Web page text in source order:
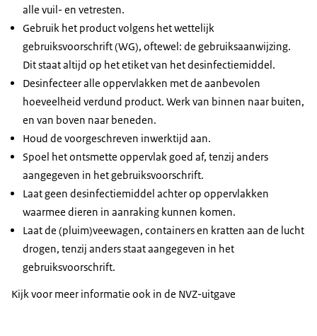
alle vuil- en vetresten.
Gebruik het product volgens het wettelijk
gebruiksvoorschrift (WG), oftewel: de gebruiksaanwijzing.
Dit staat altijd op het etiket van het desinfectiemiddel.
Desinfecteer alle oppervlakken met de aanbevolen
hoeveelheid verdund product. Werk van binnen naar buiten,
en van boven naar beneden.
Houd de voorgeschreven inwerktijd aan.
Spoel het ontsmette oppervlak goed af, tenzij anders
aangegeven in het gebruiksvoorschrift.
Laat geen desinfectiemiddel achter op oppervlakken
waarmee dieren in aanraking kunnen komen.
Laat de (pluim)veewagen, containers en kratten aan de lucht
drogen, tenzij anders staat aangegeven in het
gebruiksvoorschrift.
Kijk voor meer informatie ook in de NVZ-uitgave